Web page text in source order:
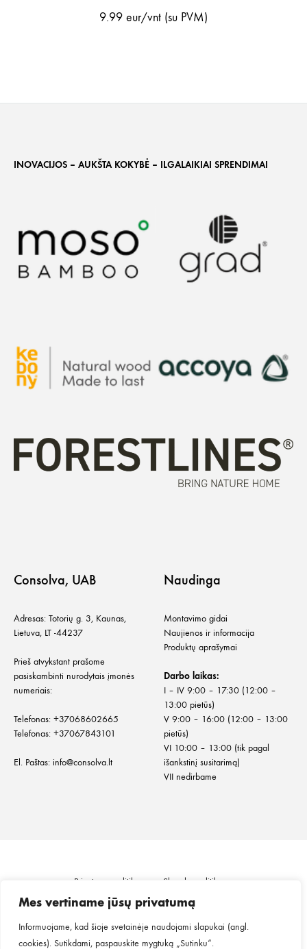
Mes vertiname jūsų privatumą
Informuojame, kad šioje svetainėje naudojami slapukai (angl.
cookies). Sutikdami, paspauskite mygtuką „Sutinku“.
9.99 eur/vnt (su PVM)
INOVACIJOS – AUKŠTA KOKYBĖ – ILGALAIKIAI SPRENDIMAI
Consolva, UAB
Adresas: Totorių g. 3, Kaunas,
Lietuva, LT -44237
Prieš atvykstant prašome
pasiskambinti nurodytais įmonės
numeriais:
Telefonas: +37068602665
Telefonas: +37067843101
El. Paštas: info@consolva.lt
Naudinga
Montavimo gidai
Naujienos ir informacija
Produktų aprašymai
Darbo laikas:
I – IV 9:00 – 17:30 (12:00 –
13:00 pietūs)
V 9:00 – 16:00 (12:00 – 13:00
pietūs)
VI 10:00 – 13:00 (tik pagal
išankstinį susitarimą)
VII nedirbame
Privatumo politika
Slapukų politika
Informacija klientui
Prekių grąžinimas ir keitimas
Pirkimo taisyklės